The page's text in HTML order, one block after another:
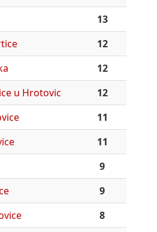
13
12
12
u Hrotovic
12
11
11
9
9
8